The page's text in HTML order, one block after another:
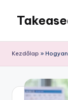
content
Kezdőlap »